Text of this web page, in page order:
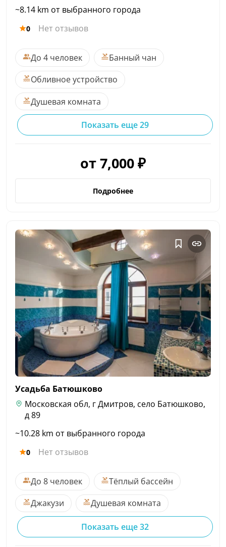
~8.14 km от выбранного города
0 Нет отзывов
До 4 человек
Банный чан
Обливное устройство
Душевая комната
Показать еще 29
от 7,000 ₽
Подробнее
Усадьба Батюшково
Московская обл, г Дмитров, село Батюшково,
д 89
~10.28 km от выбранного города
0 Нет отзывов
До 8 человек
Тёплый бассейн
Джакузи
Душевая комната
Показать еще 32